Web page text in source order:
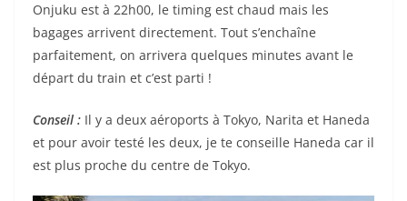
Onjuku est à 22h00, le timing est chaud mais les
bagages arrivent directement. Tout s’enchaîne
parfaitement, on arrivera quelques minutes avant le
départ du train et c’est parti !
Conseil : Il y a deux aéroports à Tokyo, Narita et Haneda
et pour avoir testé les deux, je te conseille Haneda car il
est plus proche du centre de Tokyo.